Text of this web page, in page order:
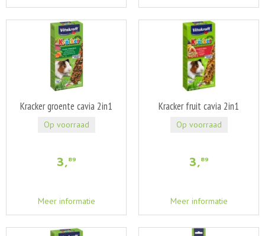
Kracker groente cavia 2in1
3,89
Meer informatie
Op voorraad
Kracker fruit cavia 2in1
3,89
Meer informatie
Op voorraad